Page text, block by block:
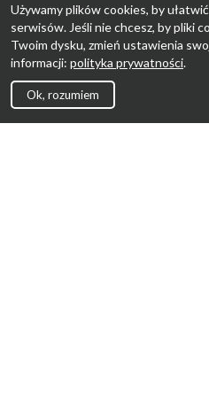
Używamy plików cookies, by
serwisów. Jeśli nie chcesz, by pliki
Twoim dysku, zmień ustawienia
informacji: polityka prywatności.
Ok, rozumiem